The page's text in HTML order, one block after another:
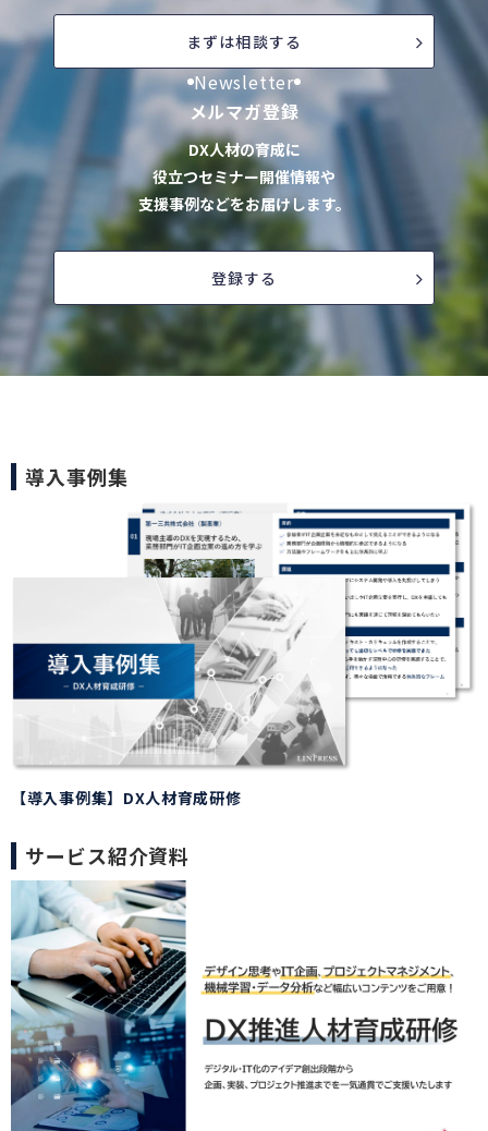
まずは相談する
Newsletter
メルマガ登録
DX人材の育成に
役立つセミナー開催情報や
支援事例などをお届けします。
登録する
導入事例集
【導入事例集】DX人材育成研修
サービス紹介資料